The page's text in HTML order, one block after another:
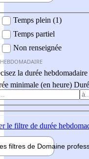
Temps plein (1)
Temps partiel
Non renseignée
la durée hebdomadaire
minimale (en heure)
le filtre de durée
filtres de Domaine pro